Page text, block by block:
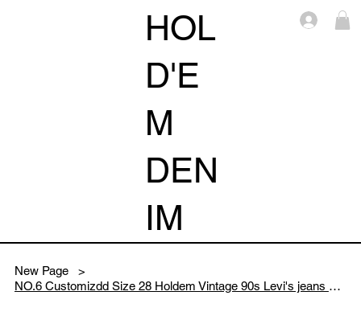
HOL
D'E
M
DEN
IM
Log
New Page
>
NO.6 Customizdd Size 28 Holdem Vintage 90s Levi's jeans Lot2